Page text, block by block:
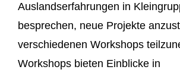
Auslandserfahrungen in
besprechen, neue Projekte
verschiedenen Workshops
Workshops bieten Einblicke in